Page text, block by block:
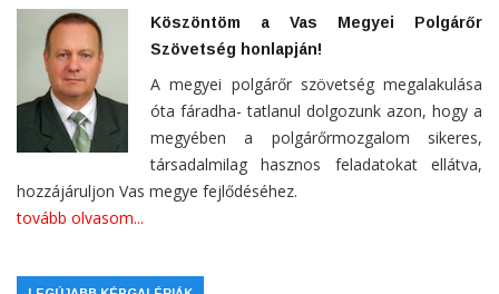
Köszöntöm a Vas Megyei Polgárőr
Szövetség honlapján!
A megyei polgárőr szövetség megalakulása
óta fáradha- tatlanul dolgozunk azon, hogy a
megyében a polgárőrmozgalom sikeres,
társadalmilag hasznos feladatokat ellátva,
hozzájáruljon Vas megye fejlődéséhez.
tovább olvasom...